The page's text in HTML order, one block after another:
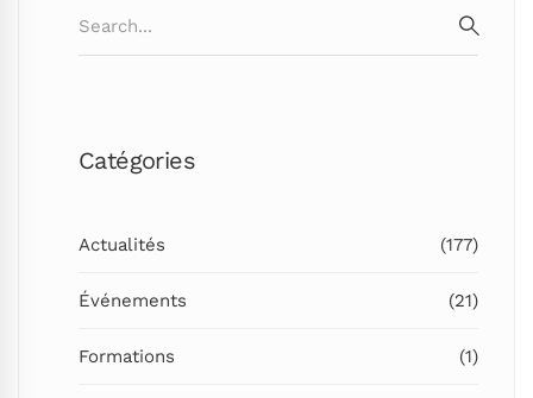
for:
Catégories
Actualités (177)
Événements (21)
Formations (1)